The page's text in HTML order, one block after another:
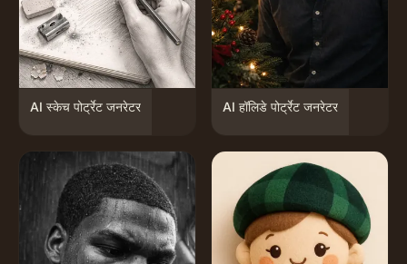
AI स्केच पोर्ट्रेट जनरेटर AI हॉलिडे पोर्ट्रेट जनरेटर